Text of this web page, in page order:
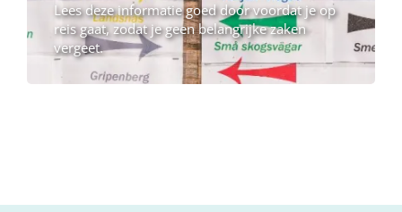
Lees deze informatie goed door voordat je op
reis gaat, zodat je geen belangrijke zaken
vergeet.